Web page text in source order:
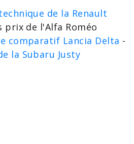
de la Renault
prix de l'Alfa Roméo
comparatif Lancia Delta -
la Subaru Justy